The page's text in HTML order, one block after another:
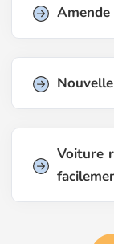
Voiture